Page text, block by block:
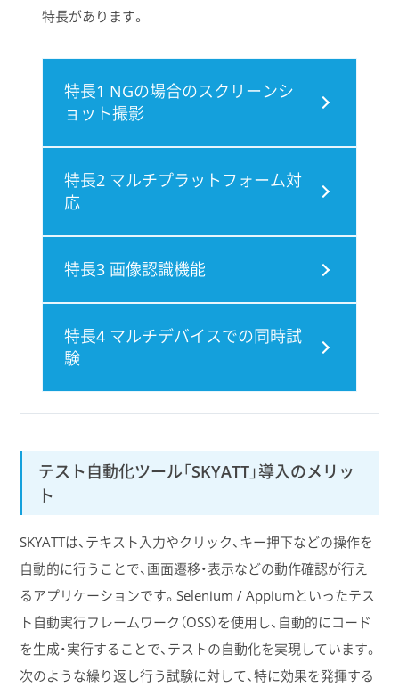
特長があります。
特長1 NGの場合のスクリーンシ
ョット撮影
特長2 マルチプラットフォーム対
応
特長3 画像認識機能
特長4 マルチデバイスでの同時試
験
テスト自動化ツール「SKYATT」導入のメリッ
ト
SKYATTは、テキスト入力やクリック、キー押下などの操作を
自動的に行うことで、画面遷移・表示などの動作確認が行え
るアプリケーションです。Selenium / Appiumといったテス
ト自動実行フレームワーク（OSS）を使用し、自動的にコード
を生成・実行することで、テストの自動化を実現しています。
次のような繰り返し行う試験に対して、特に効果を発揮する